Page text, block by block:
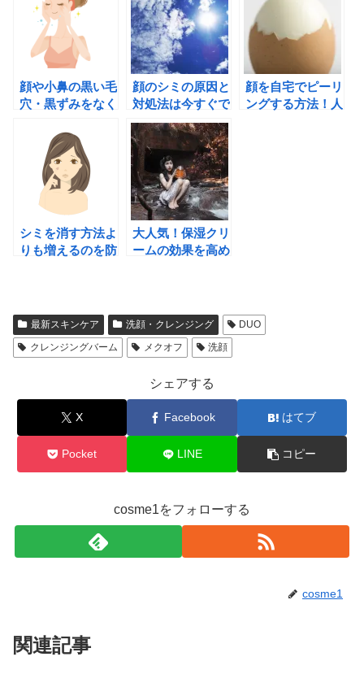
肌”を保つ方法
する方法
顔や小鼻の黒い毛
穴・黒ずみをなく
顔のシミの原因と
対処法は今すぐで
きる生活習慣の見
直しがポイント
顔を自宅でピーリ
ングする方法！人
シミを消す方法よ
りも増えるのを防
大人気！保湿クリ
ームの効果を高め
最新スキンケア 洗顔・クレンジング
DUO
クレンジングバーム
メクオフ 洗顔
シェアする
X Facebook はてブ
Pocket LINE コピー
cosme1をフォローする
cosme1
関連記事